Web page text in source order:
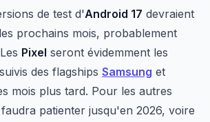
de test d'Android 17 devraient
prochains mois, probablement
Pixel seront évidemment les
des flagships Samsung et
mois plus tard. Pour les autres
patienter jusqu'en 2026, voire